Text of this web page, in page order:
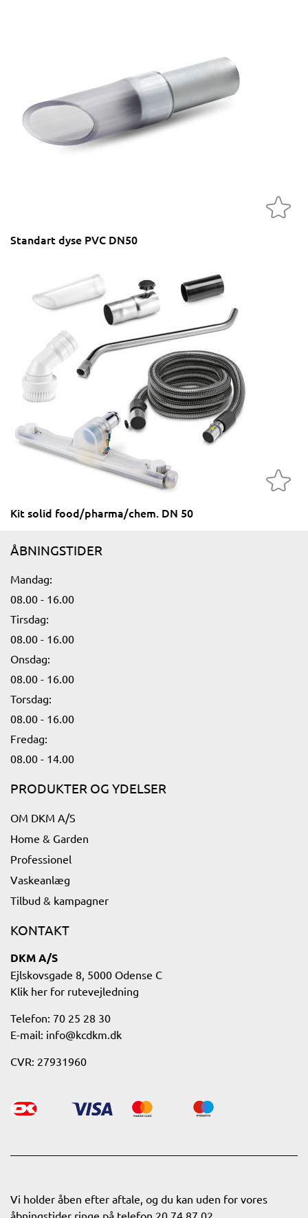
Standart dyse PVC DN50
Kit solid food/pharma/chem. DN 50
ÅBNINGSTIDER
Mandag:​
08.00 - 16.00​
Tirsdag:
08.00 - 16.00​
Onsdag:
08.00 - 16.00​
Torsdag:
08.00 - 16.00​
Fredag:
08.00 - 14.00​
PRODUKTER OG YDELSER
OM DKM A/S
Home & Garden
Professionel
Vaskeanlæg
Tilbud & kampagner
KONTAKT
DKM A/S
Ejlskovsgade 8, 5000 Odense C
Klik her for rutevejledning​
Telefon: 70 25 28 30
E-mail: info@kcdkm.dk
CVR: 27931960​
Vi holder åben efter aftale, og du kan uden for vores
åbningstider ringe på telefon 20 74 87 02.